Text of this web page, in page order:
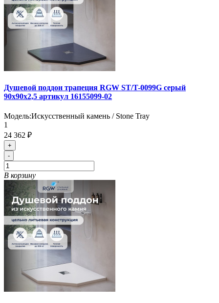
Душевой поддон трапеция RGW ST/T-0099G серый
90х90х2,5 артикул 16155099-02
Модель:Искусственный камень / Stone Tray
1
24 362 ₽
+
-
В корзину